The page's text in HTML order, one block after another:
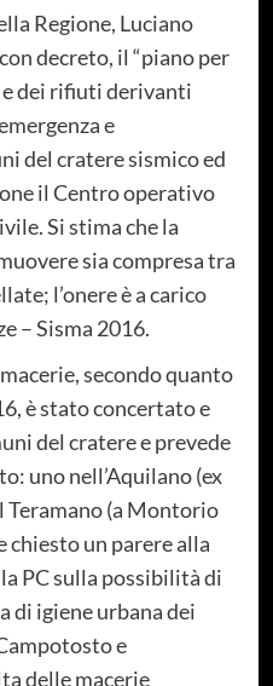
Regione, Luciano
decreto, il “piano per
e dei rifiuti derivanti
e
del cratere sismico ed
il Centro operativo
Si stima che la
sia compresa tra
l’onere è a carico
– Sisma 2016.
secondo quanto
è stato concertato e
del cratere e prevede
uno nell’Aquilano (ex
Teramano (a Montorio
chiesto un parere alla
PC sulla possibilità di
di igiene urbana dei
e
delle macerie